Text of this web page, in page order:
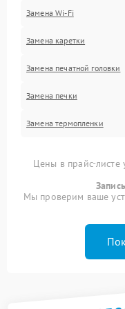
Замена Wi-Fi
Замена каретки
Замена печатной головки
Замена печки
Замена термопленки
Цены в прайс-листе
Мы проверим ваше